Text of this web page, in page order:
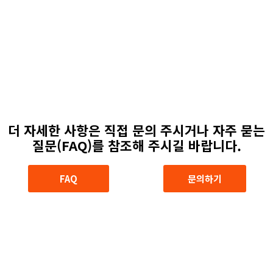
더 자세한 사항은 직접 문의 주시거나 자주 묻는
질문(FAQ)를 참조해 주시길 바랍니다.
FAQ 문의하기